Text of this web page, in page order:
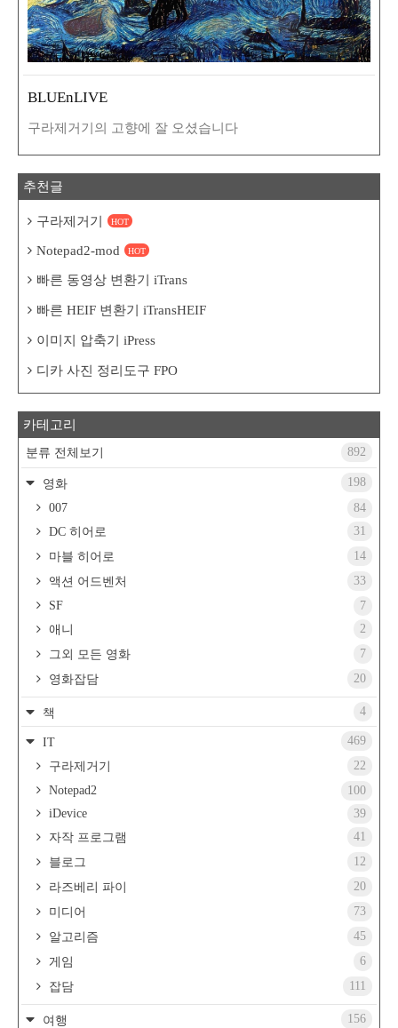
BLUEnLIVE
구라제거기의 고향에 잘 오셨습니다
추천글
구라제거기 HOT
Notepad2-mod HOT
빠른 동영상 변환기 iTrans
빠른 HEIF 변환기 iTransHEIF
이미지 압축기 iPress
디카 사진 정리도구 FPO
카테고리
분류 전체보기 892
영화
198
007
84
DC 히어로
31
마블 히어로
14
액션 어드벤처
33
SF
7
애니
2
그외 모든 영화
7
영화잡담
20
책 4
IT
469
구라제거기
22
Notepad2
100
iDevice
39
자작 프로그램
41
블로그
12
라즈베리 파이
20
미디어
73
알고리즘
45
게임
6
잡담
111
여행
156